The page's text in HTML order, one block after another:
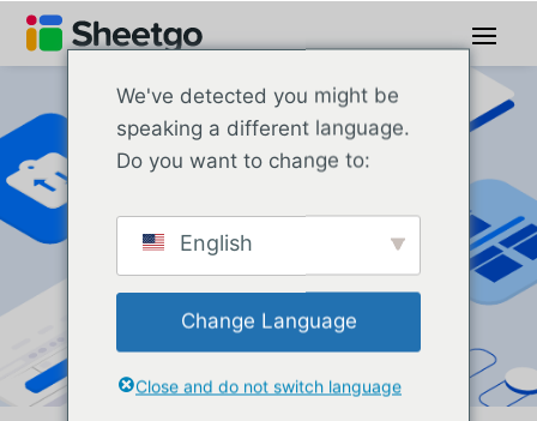
We've detected you might be
speaking a different language.
Do you want to change to:
English
Change Language
Close and do not switch language